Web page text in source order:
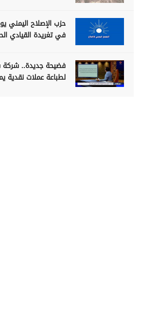
حزب الإصلاح اليمني
في تغريدة القيادي
فضيحة جديدة..
لطباعة عملات نقدية